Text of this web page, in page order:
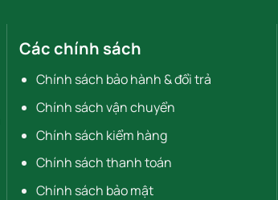
Các chính sách
Chính sách bảo hành & đổi trả
Chính sách vận chuyển
Chính sách kiểm hàng
Chính sách thanh toán
Chính sách bảo mật